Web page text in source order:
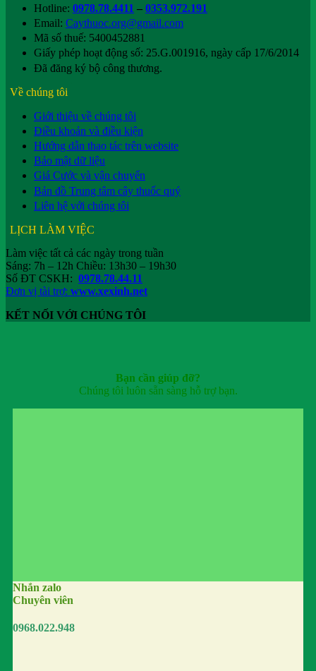
Hotline: 0978.78.4411 – 0353.972.191
Email: Caythuoc.org@gmail.com
Mã số thuế: 5400452881
Giấy phép hoạt động số: 25.G.001916, ngày cấp 17/6/2014
Đã đăng ký bộ công thương.
Về chúng tôi
Giới thiệu về chúng tôi
Điều khoản và điều kiện
Hướng dẫn thao tác trên website
Bảo mật dữ liệu
Giá Cước và vận chuyển
Bản đồ Trung tâm cây thuốc quý
Liên hệ với chúng tôi
LỊCH LÀM VIỆC
Làm việc tất cả các ngày trong tuần
Sáng: 7h – 12h Chiều: 13h30 – 19h30
Số ĐT CSKH: 0978.78.44.11
Đơn vị tài trợ: www.xexinh.net
KẾT NỐI VỚI CHÚNG TÔI
Bạn cần giúp đỡ?
Chúng tôi luôn sẵn sàng hỗ trợ bạn.
Nhắn zalo
Chuyên viên
0968.022.948